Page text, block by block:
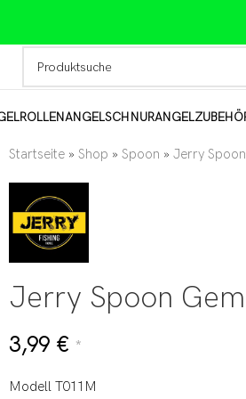
ANGELSCHNUR
Startseite » Shop » Spoon » Jerry Spoon
Jerry Spoon
3,99 € *
Modell T011M